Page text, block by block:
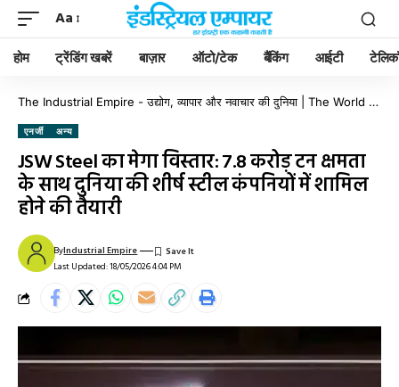
Aa
होम ट्रेंडिंग खबरें बाज़ार ऑटो/टेक बैंकिंग आईटी
The Industrial Empire - उद्योग, व्यापार और नवाचार की दुनिया | The World of Industry, Business & Innovation
एनर्जी अन्य
JSW Steel का मेगा विस्तार: 7.8 करोड़ टन क्षमता
के साथ दुनिया की शीर्ष स्टील कंपनियों में शामिल
होने की तैयारी
Last Updated: 18/05/2026 4:04 PM
ByIndustrial Empire